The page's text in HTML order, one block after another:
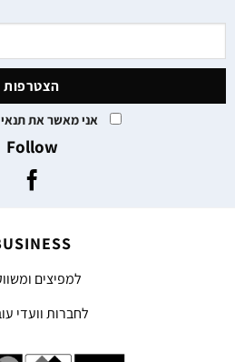
אני מאשר את תנאי
Follow
למפיצים
לחברות וועדי